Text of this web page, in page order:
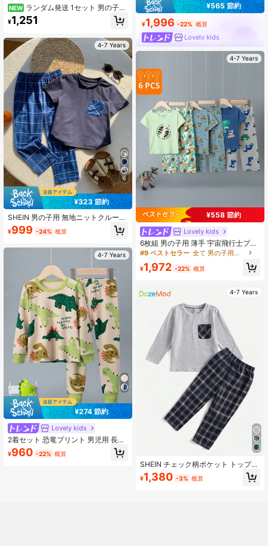
NEW ランダム発送 1セット 男の子用
ファッション ミニマル クール カジ
ュアル デイリー 快適 ソフト 肌に優
マルチカラー 車・サッカー漫画プリ
ント クルーネック プルオーバー 長
袖トップス＆パンツ パジャマセット
2点セット ルームウェア
¥1,251
4-7 Years
6
¥323 節約
SHEIN 男の子用 無地ニットクルーネ
ックカジュアルTシャツとチェック柄
パンツ 2点セットルームウェア
¥999 -24% 概算
4-7 Years
¥274 節約
Lovely kids
2着セット 恐竜プリント 男児用 長袖
シャツ&パンツパジャマ
¥960 -22% 概算
¥565 節約
¥1,996 -22% 概算
Lovely kids
4-7 Years
¥558 節約
Lovely kids
6枚組 男の子用 薄手 宇宙飛行士プリ
ント 半袖パジャマセット、薄手ルー
春夏用
#9 ベストセラー 全て 男の子用パジャマ
¥1,972 -22% 概算
4-7 Years
SHEIN チェック柄ポケット トップス
とパンツのルームウェアセット、男
の子用
¥1,380 -3% 概算